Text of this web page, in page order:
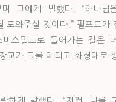
그에게 말했다. “하나님
도와주실 것이다.” 필포트가
스필드로 들어가는 길은
교가 그를 데리고 화형대로